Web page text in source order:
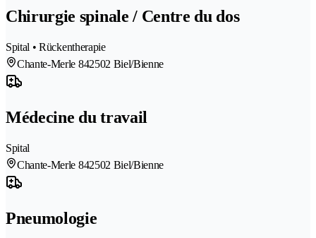
Chirurgie spinale / Centre du dos
Spital • Rückentherapie
Chante-Merle 842502 Biel/Bienne
Médecine du travail
Spital
Chante-Merle 842502 Biel/Bienne
Pneumologie